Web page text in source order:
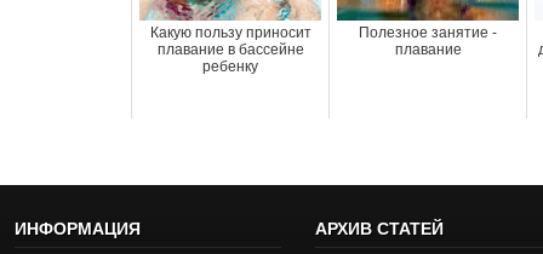
Какую пользу приносит
плавание в бассейне
ребенку
Полезное занятие -
плавание
ИНФОРМАЦИЯ АРХИВ СТАТЕЙ